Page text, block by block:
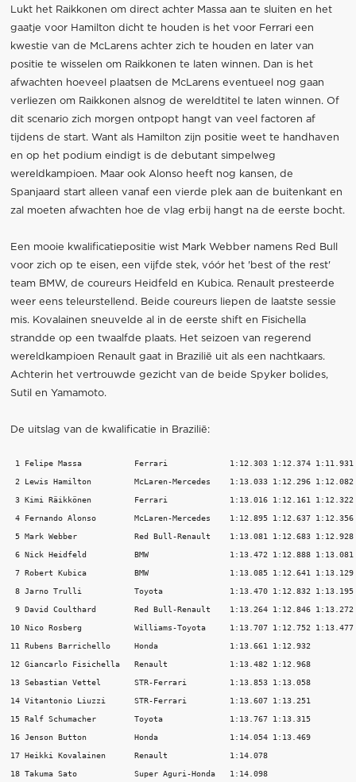
Lukt het Raikkonen om direct achter Massa aan te sluiten en het
gaatje voor Hamilton dicht te houden is het voor Ferrari een
kwestie van de McLarens achter zich te houden en later van
positie te wisselen om Raikkonen te laten winnen. Dan is het
afwachten hoeveel plaatsen de McLarens eventueel nog gaan
verliezen om Raikkonen alsnog de wereldtitel te laten winnen. Of
dit scenario zich morgen ontpopt hangt van veel factoren af
tijdens de start. Want als Hamilton zijn positie weet te handhaven
en op het podium eindigt is de debutant simpelweg
wereldkampioen. Maar ook Alonso heeft nog kansen, de
Spanjaard start alleen vanaf een vierde plek aan de buitenkant en
zal moeten afwachten hoe de vlag erbij hangt na de eerste bocht.
Een mooie kwalificatiepositie wist Mark Webber namens Red Bull
voor zich op te eisen, een vijfde stek, vóór het 'best of the rest'
team BMW, de coureurs Heidfeld en Kubica. Renault presteerde
weer eens teleurstellend. Beide coureurs liepen de laatste sessie
mis. Kovalainen sneuvelde al in de eerste shift en Fisichella
strandde op een twaalfde plaats. Het seizoen van regerend
wereldkampioen Renault gaat in Brazilië uit als een nachtkaars.
Achterin het vertrouwde gezicht van de beide Spyker bolides,
Sutil en Yamamoto.
De uitslag van de kwalificatie in Brazilië:
1 Felipe Massa           Ferrari             1:12.303 1:12.374
2 Lewis Hamilton         McLaren-Mercedes    1:13.033 1:12.296
3 Kimi Räikkönen         Ferrari             1:13.016 1:12.161
4 Fernando Alonso        McLaren-Mercedes    1:12.895 1:12.637
5 Mark Webber            Red Bull-Renault    1:13.081 1:12.683
6 Nick Heidfeld          BMW                 1:13.472 1:12.888
7 Robert Kubica          BMW                 1:13.085 1:12.641
8 Jarno Trulli           Toyota              1:13.470 1:12.832
9 David Coulthard        Red Bull-Renault    1:13.264 1:12.846
10 Nico Rosberg           Williams-Toyota     1:13.707 1:12.752
11 Rubens Barrichello     Honda               1:13.661 1:12.932
12 Giancarlo Fisichella   Renault             1:13.482 1:12.968
13 Sebastian Vettel       STR-Ferrari         1:13.853 1:13.058
14 Vitantonio Liuzzi      STR-Ferrari         1:13.607 1:13.251
15 Ralf Schumacher        Toyota              1:13.767 1:13.315
16 Jenson Button          Honda               1:14.054 1:13.469
17 Heikki Kovalainen      Renault             1:14.078
18 Takuma Sato            Super Aguri-Honda   1:14.098